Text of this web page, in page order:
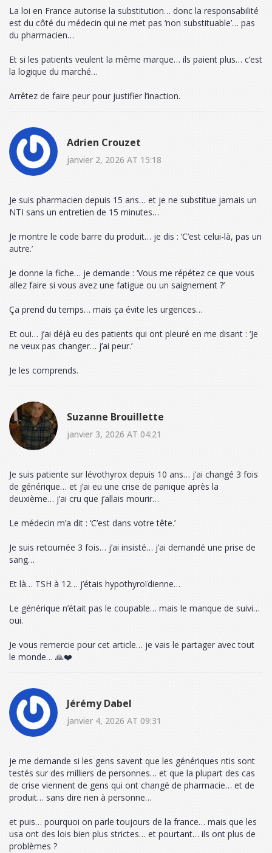
La loi en France autorise la substitution… donc la responsabilité
est du côté du médecin qui ne met pas ‘non substituable’… pas
du pharmacien…
Et si les patients veulent la même marque… ils paient plus… c’est
la logique du marché…
Arrêtez de faire peur pour justifier l’inaction.
Adrien Crouzet
janvier 2, 2026 AT 15:18
Je suis pharmacien depuis 15 ans… et je ne substitue jamais un
NTI sans un entretien de 15 minutes…
Je montre le code barre du produit… je dis : ‘C’est celui-là, pas un
autre.’
Je donne la fiche… je demande : ‘Vous me répétez ce que vous
allez faire si vous avez une fatigue ou un saignement ?’
Ça prend du temps… mais ça évite les urgences…
Et oui… j’ai déjà eu des patients qui ont pleuré en me disant : ‘Je
ne veux pas changer… j’ai peur.’
Je les comprends.
Suzanne Brouillette
janvier 3, 2026 AT 04:21
Je suis patiente sur lévothyrox depuis 10 ans… j’ai changé 3 fois
de générique… et j’ai eu une crise de panique après la
deuxième… j’ai cru que j’allais mourir…
Le médecin m’a dit : ‘C’est dans votre tête.’
Je suis retournée 3 fois… j’ai insisté… j’ai demandé une prise de
sang…
Et là… TSH à 12… j’étais hypothyroïdienne…
Le générique n’était pas le coupable… mais le manque de suivi…
oui.
Je vous remercie pour cet article… je vais le partager avec tout
le monde… 🙏❤️
Jérémy Dabel
janvier 4, 2026 AT 09:31
je me demande si les gens savent que les génériques ntis sont
testés sur des milliers de personnes… et que la plupart des cas
de crise viennent de gens qui ont changé de pharmacie… et de
produit… sans dire rien à personne…
et puis… pourquoi on parle toujours de la france… mais que les
usa ont des lois bien plus strictes… et pourtant… ils ont plus de
problèmes ?